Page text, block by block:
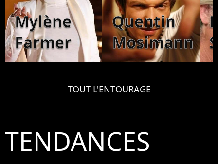
Mylène
Farmer
Quentin
Mosimann
TOUT L'ENTOURAGE
TENDANCES